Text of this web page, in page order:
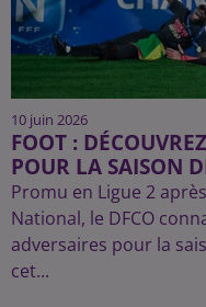
10 juin 2026
FOOT :
POUR LA SAISON
Promu en Ligue 2
National, le DFCO
adversaires pour la
cet...